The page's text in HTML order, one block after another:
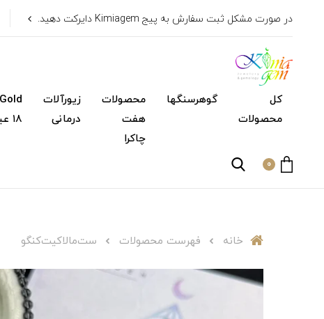
در صورت مشکل ثبت سفارش به پیج Kimiagem دایرکت دهید.
کل
محصولات
گوهرسنگها
محصولات
هفت
چاکرا
زیورآلات
درمانی
۱۸ عیار)
0
خانه فهرست محصولات ست‌مالاکیت‌کنگو